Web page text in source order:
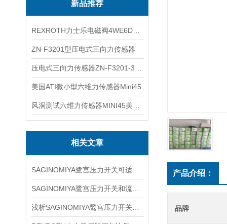
新品推荐
ZN-F3201型压电式三向力传感器
美国ATI微小型六维力传感器Mini45
相关文章
产品介绍：
品牌